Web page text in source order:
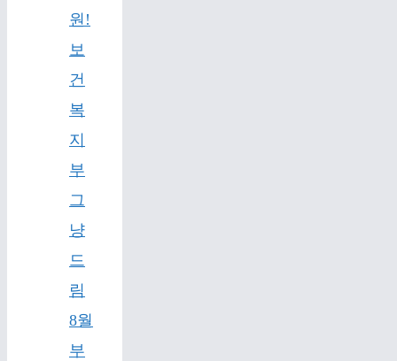
원!
보
건
복
지
부
그
냥
드
림
8월
부